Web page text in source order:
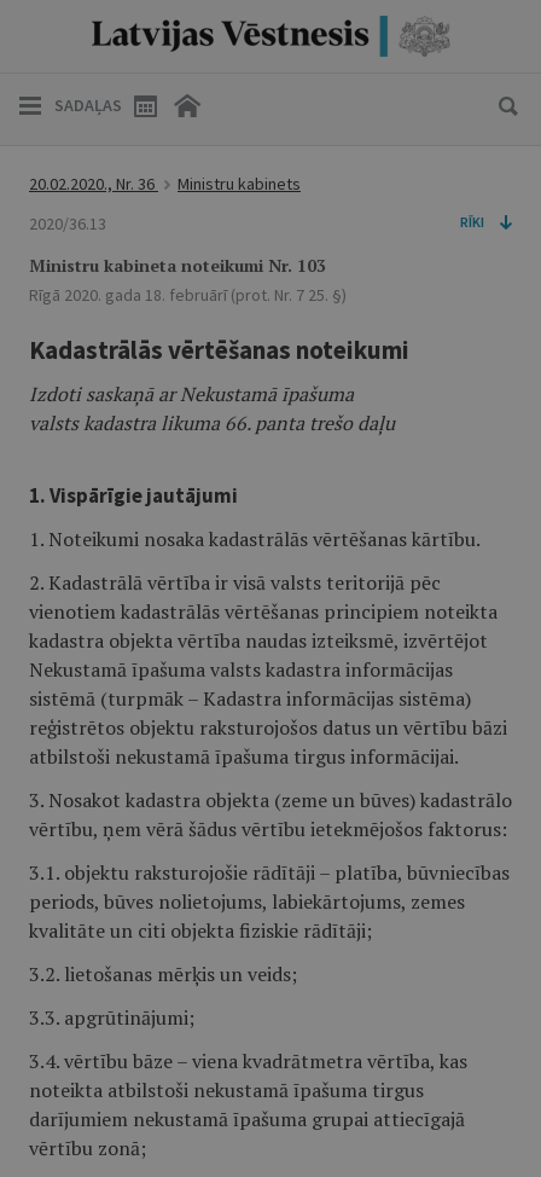
SADAĻAS
20.02.2020., Nr. 36
Ministru kabinets
2020/36.13
RĪKI
Ministru kabineta noteikumi Nr. 103
Rīgā 2020. gada 18. februārī (prot. Nr. 7 25. §)
Kadastrālās vērtēšanas noteikumi
Izdoti saskaņā ar Nekustamā īpašuma
valsts kadastra likuma 66. panta trešo daļu
1. Vispārīgie jautājumi
1. Noteikumi nosaka kadastrālās vērtēšanas kārtību.
2. Kadastrālā vērtība ir visā valsts teritorijā pēc
vienotiem kadastrālās vērtēšanas principiem noteikta
kadastra objekta vērtība naudas izteiksmē, izvērtējot
Nekustamā īpašuma valsts kadastra informācijas
sistēmā (turpmāk – Kadastra informācijas sistēma)
reģistrētos objektu raksturojošos datus un vērtību bāzi
atbilstoši nekustamā īpašuma tirgus informācijai.
3. Nosakot kadastra objekta (zeme un būves) kadastrālo
vērtību, ņem vērā šādus vērtību ietekmējošos faktorus:
3.1. objektu raksturojošie rādītāji – platība, būvniecības
periods, būves nolietojums, labiekārtojums, zemes
kvalitāte un citi objekta fiziskie rādītāji;
3.2. lietošanas mērķis un veids;
3.3. apgrūtinājumi;
3.4. vērtību bāze – viena kvadrātmetra vērtība, kas
noteikta atbilstoši nekustamā īpašuma tirgus
darījumiem nekustamā īpašuma grupai attiecīgajā
vērtību zonā;